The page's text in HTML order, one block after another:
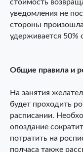
стоимость
уведомления не
стороны произошла
удерживается 50%
Общие правила и
На занятия
будет проходить
расписании.
опоздание
потратить на
полчаса также